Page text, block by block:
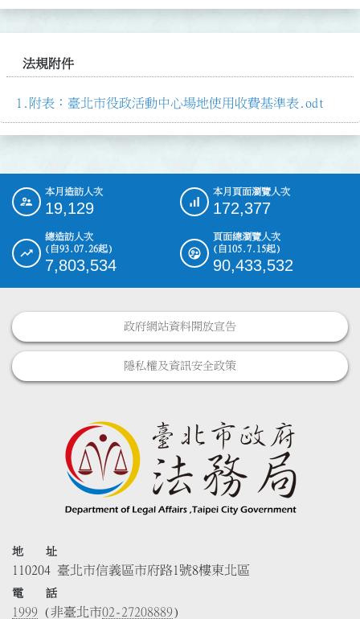
法規附件
附表：臺北市役政活動中心場地使用收費基準表.odt
::: 本月造訪人次
19,129
本月頁面瀏覽人次
172,377
總造訪人次
(自93.07.26起)
7,803,534
頁面總瀏覽人次
(自105.7.15起)
90,433,532
政府網站資料開放宣告
隱私權及資訊安全政策
地 址
110204 臺北市信義區市府路1號8樓東北區
電 話
1999 (非臺北市02-27208889)